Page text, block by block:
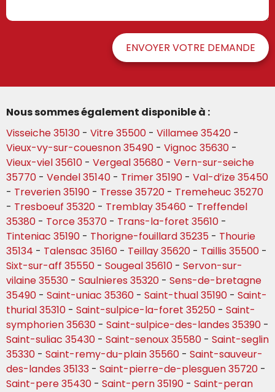
ENVOYER VOTRE DEMANDE
Nous sommes également disponible à :
Visseiche 35130 - Vitre 35500 - Villamee 35420 -
Vieux-vy-sur-couesnon 35490 - Vignoc 35630 -
Vieux-viel 35610 - Vergeal 35680 - Vern-sur-seiche
35770 - Vendel 35140 - Trimer 35190 - Val-d’ize 35450
- Treverien 35190 - Tresse 35720 - Tremeheuc 35270
- Tresboeuf 35320 - Tremblay 35460 - Treffendel
35380 - Torce 35370 - Trans-la-foret 35610 -
Tinteniac 35190 - Thorigne-fouillard 35235 - Thourie
35134 - Talensac 35160 - Teillay 35620 - Taillis 35500 -
Sixt-sur-aff 35550 - Sougeal 35610 - Servon-sur-
vilaine 35530 - Saulnieres 35320 - Sens-de-bretagne
35490 - Saint-uniac 35360 - Saint-thual 35190 - Saint-
thurial 35310 - Saint-sulpice-la-foret 35250 - Saint-
symphorien 35630 - Saint-sulpice-des-landes 35390 -
Saint-suliac 35430 - Saint-senoux 35580 - Saint-seglin
35330 - Saint-remy-du-plain 35560 - Saint-sauveur-
des-landes 35133 - Saint-pierre-de-plesguen 35720 -
Saint-pere 35430 - Saint-pern 35190 - Saint-peran